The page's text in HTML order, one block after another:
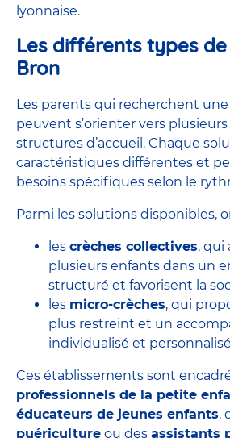
lyonnaise.
Les différents types
Bron
Les parents qui recherchent une
peuvent s’orienter vers
structures d’accueil. Chaque
caractéristiques différentes et
besoins spécifiques selon le
Parmi les solutions disponibles,
les crèches collectives, qui
plusieurs enfants dans un
structuré et favorisent la
les micro-crèches, qui
plus restreint et un
individualisé et
Ces établissements sont
professionnels de la petite
éducateurs de jeunes enfants,
puériculture ou des assistants